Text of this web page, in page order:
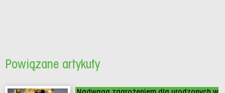
Powiązane artykuły